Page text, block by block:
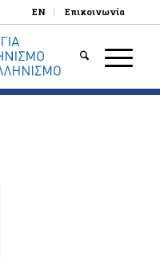
EN Επικοινωνία